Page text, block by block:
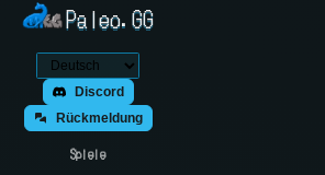
Paleo.GG
Discord
Rückmeldung
Spiele